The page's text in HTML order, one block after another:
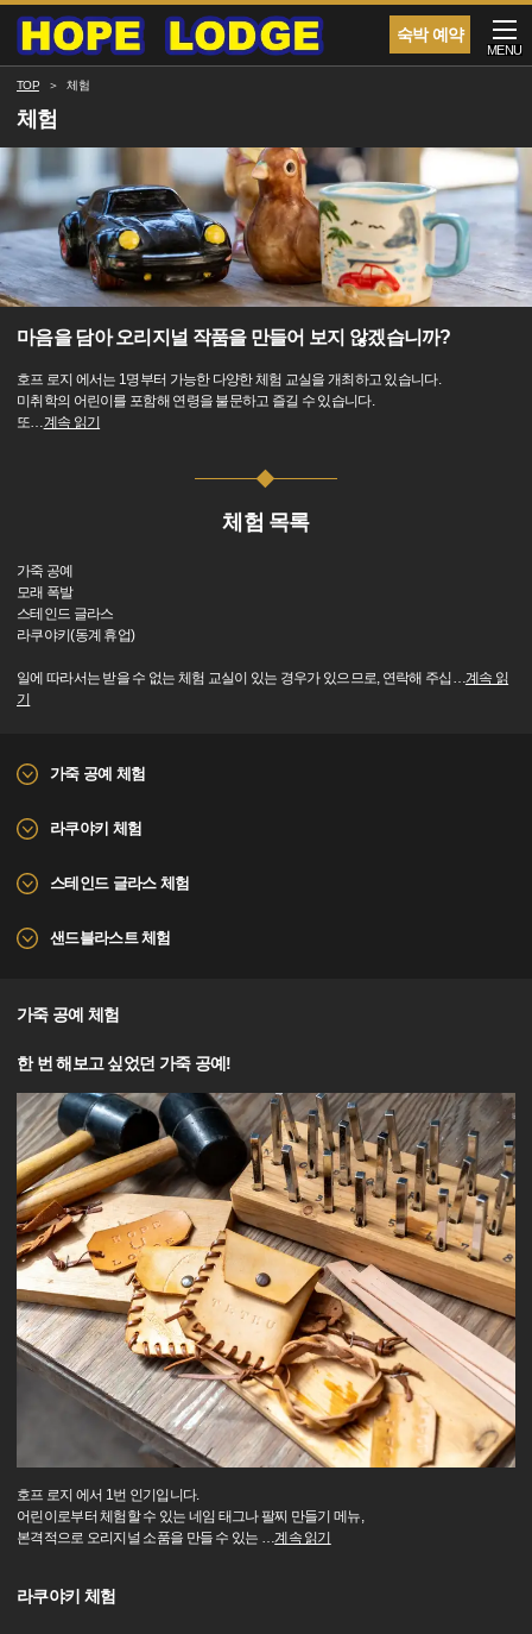
숙박 예약
MENU
TOP 체험
체험
마음을 담아 오리지널 작품을 만들어 보지 않겠습니까?
호프 로지 에서는 1명부터 가능한 다양한 체험 교실을 개최하고 있습니다.
미취학의 어린이를 포함해 연령을 불문하고 즐길 수 있습니다.
또…계속 읽기
체험 목록
가죽 공예
모래 폭발
스테인드 글라스
라쿠야키(동계 휴업)
일에 따라서는 받을 수 없는 체험 교실이 있는 경우가 있으므로, 연락해 주십 …계속 읽
기
가죽 공예 체험
라쿠야키 체험
스테인드 글라스 체험
샌드블라스트 체험
가죽 공예 체험
한 번 해보고 싶었던 가죽 공예!
호프 로지 에서 1번 인기입니다.
어린이로부터 체험할 수 있는 네임 태그나 팔찌 만들기 메뉴,
본격적으로 오리지널 소품을 만들 수 있는 …계속 읽기
라쿠야키 체험